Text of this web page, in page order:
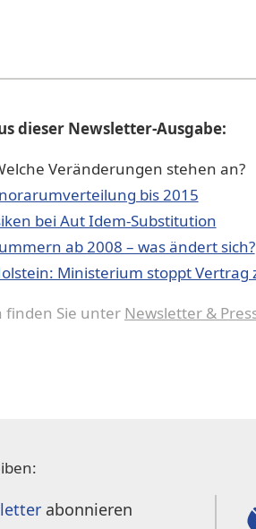
dieser Newsletter-Ausgabe:
Veränderungen stehen an?
bis 2015
bei Aut Idem-Substitution
ab 2008 – was ändert sich?
Ministerium stoppt
finden Sie unter Newsletter &
abonnieren